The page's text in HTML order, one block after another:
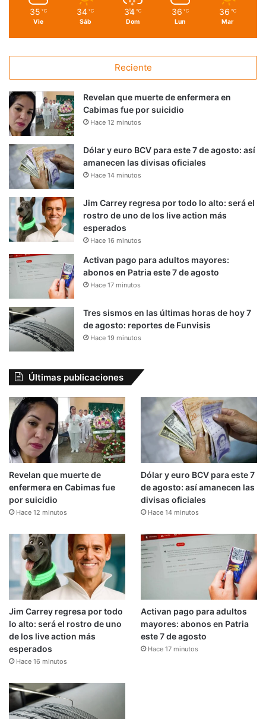
35 ℃
Vie
34 ℃
Sáb
34 ℃
Dom
36 ℃
Lun
36 ℃
Mar
Reciente
Revelan que muerte de enfermera en
Cabimas fue por suicidio
Hace 12 minutos
Dólar y euro BCV para este 7 de agosto: así
amanecen las divisas oficiales
Hace 14 minutos
Jim Carrey regresa por todo lo alto: será el
rostro de uno de los live action más
esperados
Hace 16 minutos
Activan pago para adultos mayores:
abonos en Patria este 7 de agosto
Hace 17 minutos
Tres sismos en las últimas horas de hoy 7
de agosto: reportes de Funvisis
Hace 19 minutos
Últimas publicaciones
Revelan que muerte de
enfermera en Cabimas fue
por suicidio
Hace 12 minutos
Dólar y euro BCV para este 7
de agosto: así amanecen las
divisas oficiales
Hace 14 minutos
Jim Carrey regresa por todo
lo alto: será el rostro de uno
de los live action más
esperados
Hace 16 minutos
Activan pago para adultos
mayores: abonos en Patria
este 7 de agosto
Hace 17 minutos